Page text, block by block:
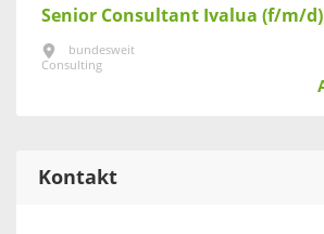
Senior Consultant Ivalua (f/m/d)
bundesweit
Consulting
Kontakt